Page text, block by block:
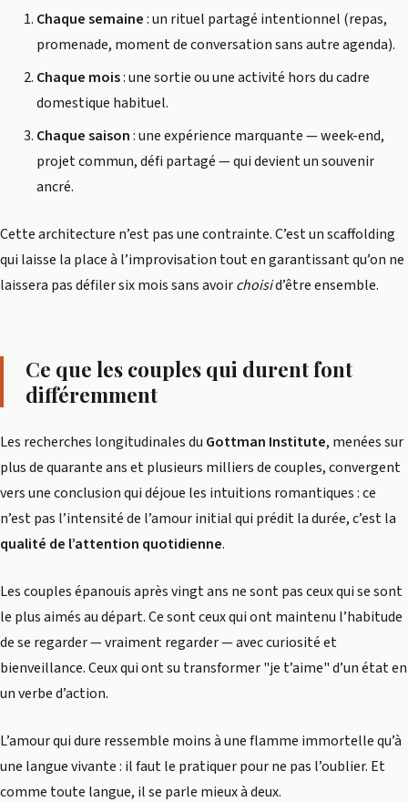
Chaque semaine: un rituel partagé intentionnel (repas,
promenade, moment de conversation sans autre agenda).
Chaque mois: une sortie ou une activité hors du cadre
domestique habituel.
Chaque saison: une expérience marquante — week-end,
projet commun, défi partagé — qui devient un souvenir
ancré.
Cette architecture n’est pas une contrainte. C’est un scaffolding
qui laisse la place à l’improvisation tout en garantissant qu’on ne
laissera pas défiler six mois sans avoirchoisid’être ensemble.
Ce que les couples qui durent font
différemment
Les recherches longitudinales du Gottman Institute, menées sur
plus de quarante ans et plusieurs milliers de couples, convergent
vers une conclusion qui déjoue les intuitions romantiques : ce
n’est pas l’intensité de l’amour initial qui prédit la durée, c’est la
qualité de l’attention quotidienne.
Les couples épanouis après vingt ans ne sont pas ceux qui se sont
le plus aimés au départ. Ce sont ceux qui ont maintenu l’habitude
de se regarder — vraiment regarder — avec curiosité et
bienveillance. Ceux qui ont su transformer "je t’aime" d’un état en
un verbe d’action.
L’amour qui dure ressemble moins à une flamme immortelle qu’à
une langue vivante : il faut le pratiquer pour ne pas l’oublier. Et
comme toute langue, il se parle mieux à deux.